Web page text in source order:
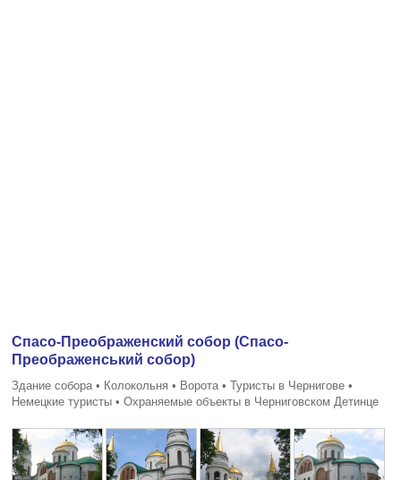
Спасо-Преображенский собор (Спасо-
Преображенський собор)
Здание собора • Колокольня • Ворота • Туристы в Чернигове •
Немецкие туристы • Охраняемые объекты в Черниговском Детинце